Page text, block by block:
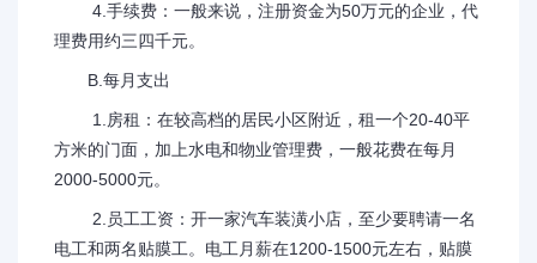
4.手续费：一般来说，注册资金为50万元的企业，代
理费用约三四千元。
B.每月支出
1.房租：在较高档的居民小区附近，租一个20-40平
方米的门面，加上水电和物业管理费，一般花费在每月
2000-5000元。
2.员工工资：开一家汽车装潢小店，至少要聘请一名
电工和两名贴膜工。电工月薪在1200-1500元左右，贴膜